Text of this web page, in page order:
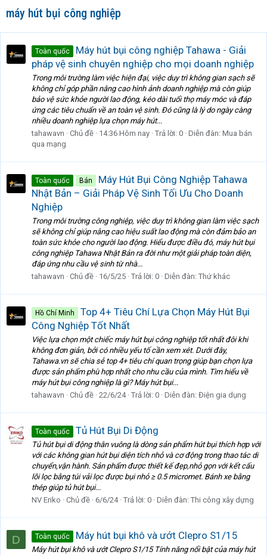
máy hút bụi công nghiệp
Toàn quốc
Máy hút bụi công nghiệp Tahawa - Giải
pháp vệ sinh chuyên nghiệp cho mọi doanh nghiệp
Trong môi trường làm việc hiện đại, việc duy trì không gian sạch sẽ
không chỉ góp phần nâng cao hình ảnh doanh nghiệp mà còn giúp
bảo vệ sức khỏe người lao động, kéo dài tuổi thọ máy móc và đáp
ứng các tiêu chuẩn về an toàn vệ sinh. Đó cũng là lý do ngày càng
nhiều doanh nghiệp lựa chọn máy hút...
tahawavn
Chủ đề 14:36 Hôm nay Trả lời: 0 Diễn đàn: Mua bán
qua mạng
Toàn quốc Bán
Máy Hút Bụi Công Nghiệp Tahawa
Nhật Bản – Giải Pháp Vệ Sinh Tối Ưu Cho Doanh
Nghiệp
Trong môi trường công nghiệp, việc duy trì không gian làm việc sạch
sẽ không chỉ giúp nâng cao hiệu suất lao động mà còn đảm bảo an
toàn sức khỏe cho người lao động. Hiểu được điều đó, máy hút bụi
công nghiệp Tahawa Nhật Bản ra đời như một giải pháp toàn diện,
đáp ứng nhu cầu vệ sinh từ nhà...
tahawavn
Chủ đề 16/5/25 Trả lời: 0 Diễn đàn: Thứ khác
Hồ Chí Minh
Top 4+ Tiêu Chí Lựa Chọn Máy Hút Bụi
Công Nghiệp Tốt Nhất
Việc lựa chọn một chiếc máy hút bụi công nghiệp tốt nhất đôi khi
không đơn giản, bởi có nhiều yếu tố cần xem xét. Dưới đây,
Tahawa.vn sẽ chia sẻ top 4+ tiêu chí quan trọng giúp bạn chọn lựa
được sản phẩm phù hợp nhất cho nhu cầu của mình. Tìm hiểu về
máy hút bụi công nghiệp là gì? Máy hút bụi...
tahawavn
Chủ đề 22/6/24 Trả lời: 0 Diễn đàn: Điện gia dụng
Toàn quốc Tủ Hút Bụi Di Động
Tủ hút bụi di động thân vuông là dòng sản phẩm hút bụi thích hợp với
với các không gian hút bụi diện tích nhỏ và cơ động trong thao tác di
chuyển,vận hành. Sản phẩm được thiết kế đẹp,nhỏ gọn với kết cấu
lõi lọc bằng túi vải lọc được bụi nhỏ ≥ 0.5 micromet. Bánh xe bằng
thép giúp tủ hút bụi...
NV Eriko
Chủ đề 6/6/24 Trả lời: 0 Diễn đàn: Thi công xây dựng
D Toàn quốc Máy hút bụi khô và ướt Clepro S1/15
Máy hút bụi khô và ướt Clepro S1/15 Tính năng nổi bật của máy hút